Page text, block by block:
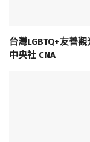
台灣LGBTQ+友善
中央社 CNA